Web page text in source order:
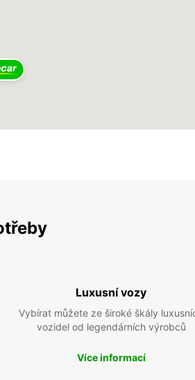
Luxusní vozy
Vybírat můžete ze široké škály
vozidel od legendárních výrobců
Více informací